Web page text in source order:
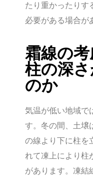
たり重かったりす
必要がある場合が
霜線の
柱の深
のか
気温が低い地域で
す。冬の間、土壌
の線より下に柱を
れて凍上により柱
があります。凍結